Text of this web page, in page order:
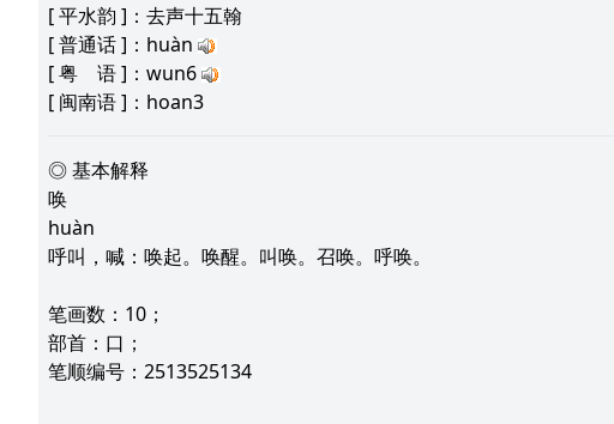
[平水韵 ]：去声十五翰
[普通话]：huàn
[粤 语]：wun6
[ 闽南语]：hoan3
◎ 基本解释
唤
huàn
呼叫，喊：唤起。唤醒。叫唤。召唤。呼唤。
笔画数：10；
部首：口；
笔顺编号：2513525134